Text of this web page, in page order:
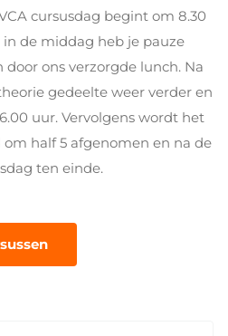
cursusdag begint om 8.30
de middag heb je pauze
ons verzorgde lunch. Na
gedeelte weer verder en
uur. Vervolgens wordt het
half 5 afgenomen en na de
ten einde.